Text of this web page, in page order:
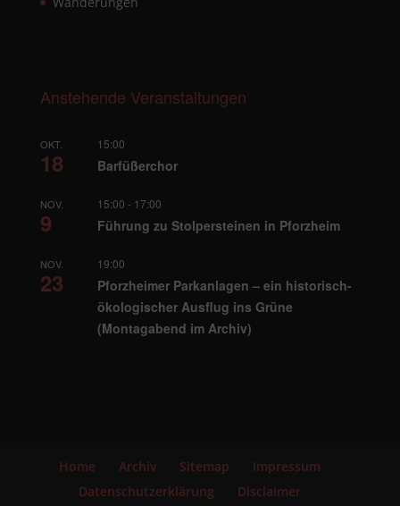
Anstehende Veranstaltungen
OKT.
18
15:00
Barfüßerchor
NOV.
9
15:00 - 17:00
Führung zu Stolpersteinen in Pforzheim
NOV.
23
19:00
Pforzheimer Parkanlagen – ein historisch-
ökologischer Ausflug ins Grüne
(Montagabend im Archiv)
Home Archiv Sitemap
Impressum
Datenschutzerklärung
Disclaimer